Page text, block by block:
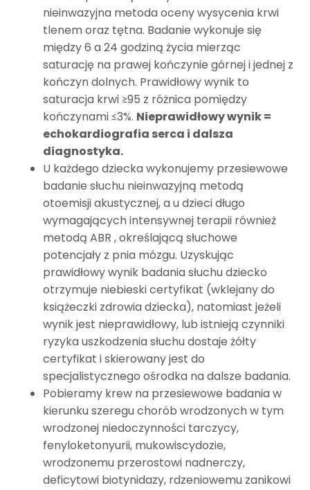
nieinwazyjna metoda oceny wysycenia krwi
tlenem oraz tętna. Badanie wykonuje się
między 6 a 24 godziną życia mierząc
saturację na prawej kończynie górnej i jednej z
kończyn dolnych. Prawidłowy wynik to
saturacja krwi ≥95 z różnica pomiędzy
kończynami ≤3%. Nieprawidłowy wynik =
echokardiografia serca i dalsza
diagnostyka.
U każdego dziecka wykonujemy przesiewowe
badanie słuchu nieinwazyjną metodą
otoemisji akustycznej, a u dzieci długo
wymagających intensywnej terapii również
metodą ABR , określającą słuchowe
potencjały z pnia mózgu. Uzyskując
prawidłowy wynik badania słuchu dziecko
otrzymuje niebieski certyfikat (wklejany do
książeczki zdrowia dziecka), natomiast jeżeli
wynik jest nieprawidłowy, lub istnieją czynniki
ryzyka uszkodzenia słuchu dostaje żółty
certyfikat i skierowany jest do
specjalistycznego ośrodka na dalsze badania.
Pobieramy krew na przesiewowe badania w
kierunku szeregu chorób wrodzonych w tym
wrodzonej niedoczynności tarczycy,
fenyloketonyurii, mukowiscydozie,
wrodzonemu przerostowi nadnerczy,
deficytowi biotynidazy, rdzeniowemu zanikowi